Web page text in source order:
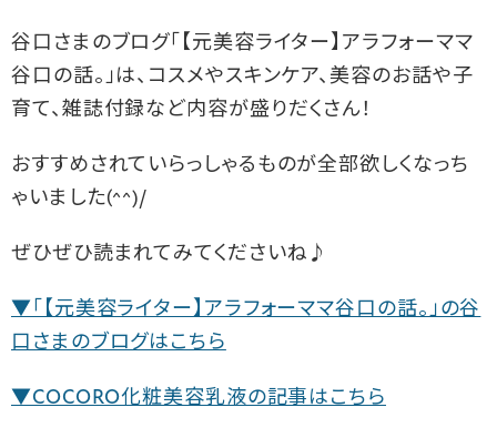
谷口さまのブログ「【元美容ライター】アラフォーママ
谷口の話。」は、コスメやスキンケア、美容のお話や子
育て、雑誌付録など内容が盛りだくさん！
おすすめされていらっしゃるものが全部欲しくなっち
ゃいました(^^)/
ぜひぜひ読まれてみてくださいね♪
▼「【元美容ライター】アラフォーママ谷口の話。」の谷
口さまのブログはこちら
▼COCORO化粧美容乳液の記事はこちら